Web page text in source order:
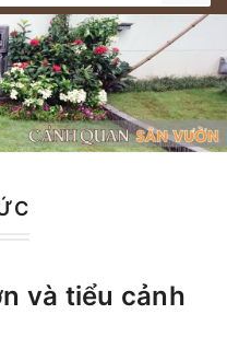
và tiểu cảnh